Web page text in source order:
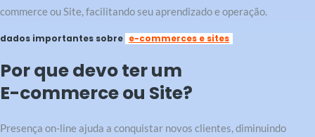
commerce ou Site, facilitando seu aprendizado e operação.
dados importantes sobre e-commerces e sites
Por que devo ter um
E-commerce ou Site?
Presença on-line ajuda a conquistar novos clientes, diminuindo